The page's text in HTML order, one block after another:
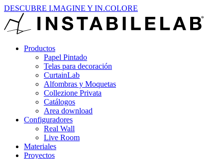
DESCUBRE I.MAGINE Y IN.COLORE
Productos
Papel Pintado
Telas para decoración
CurtainLab
Alfombras y Moquetas
Collezione Privata
Catálogos
Area download
Configuradores
Real Wall
Live Room
Materiales
Proyectos